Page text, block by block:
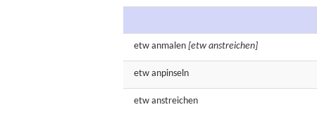
etw anmalen [etw anstreichen]
etw anpinseln
etw anstreichen